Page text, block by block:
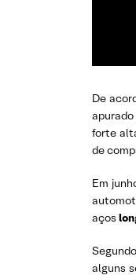
De
forte
de
Em
aços
alguns